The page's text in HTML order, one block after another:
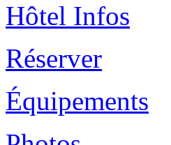
Hôtel Infos
Réserver
Équipements